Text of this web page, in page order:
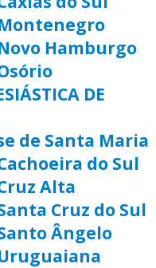
Hamburgo
DE
de Santa Maria
do Sul
Alta
Cruz do Sul
Ângelo